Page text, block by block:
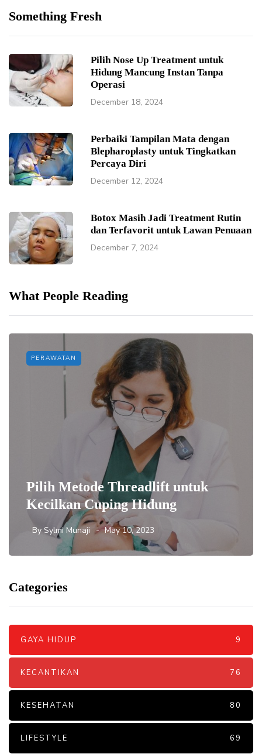
Something Fresh
Pilih Nose Up Treatment untuk
Hidung Mancung Instan Tanpa
Operasi
December 18, 2024
Perbaiki Tampilan Mata dengan
Blepharoplasty untuk Tingkatkan
Percaya Diri
December 12, 2024
Botox Masih Jadi Treatment Rutin
dan Terfavorit untuk Lawan Penuaan
December 7, 2024
What People Reading
PERAWATAN
Pilih Metode Threadlift untuk
Kecilkan Cuping Hidung
By Sylmi Munaji May 10, 2023
Categories
GAYA HIDUP 9
KECANTIKAN 76
KESEHATAN 80
LIFESTYLE 69